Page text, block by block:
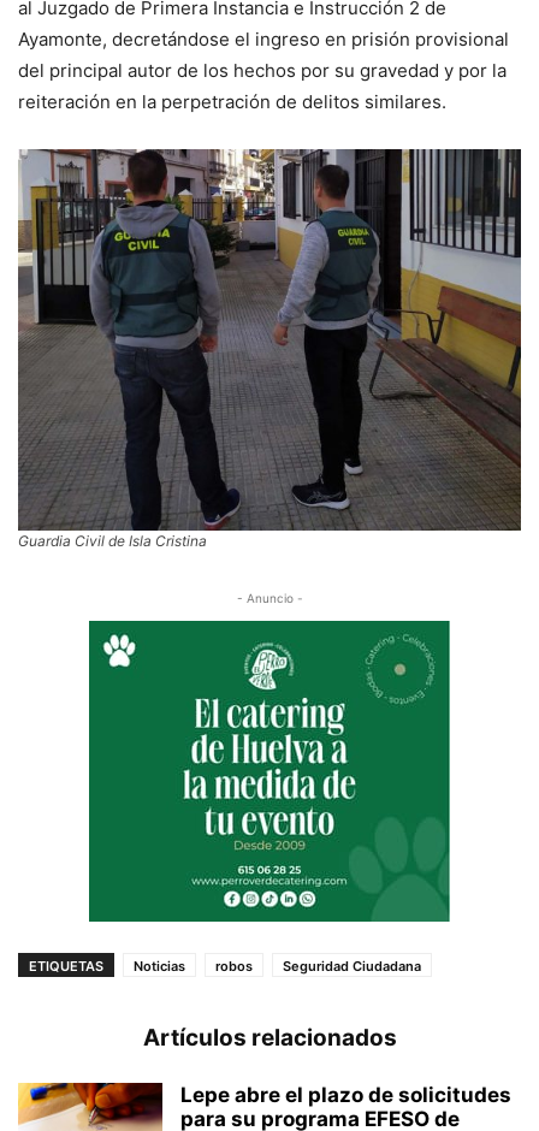
al Juzgado de Primera Instancia e Instrucción 2 de
Ayamonte, decretándose el ingreso en prisión provisional
del principal autor de los hechos por su gravedad y por la
reiteración en la perpetración de delitos similares.
Guardia Civil de Isla Cristina
- Anuncio -
ETIQUETAS Noticias robos Seguridad Ciudadana
Artículos relacionados
Lepe abre el plazo de solicitudes
para su programa EFESO de